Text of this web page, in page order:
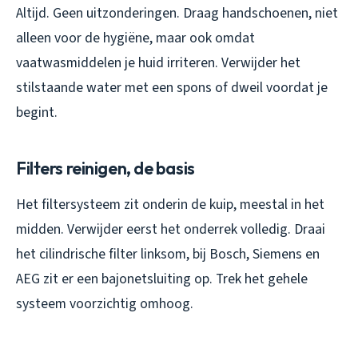
Altijd. Geen uitzonderingen. Draag handschoenen, niet
alleen voor de hygiëne, maar ook omdat
vaatwasmiddelen je huid irriteren. Verwijder het
stilstaande water met een spons of dweil voordat je
begint.
Filters reinigen, de basis
Het filtersysteem zit onderin de kuip, meestal in het
midden. Verwijder eerst het onderrek volledig. Draai
het cilindrische filter linksom, bij Bosch, Siemens en
AEG zit er een bajonetsluiting op. Trek het gehele
systeem voorzichtig omhoog.